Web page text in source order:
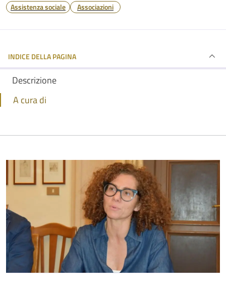
Assistenza sociale Associazioni
INDICE DELLA PAGINA
Descrizione
A cura di